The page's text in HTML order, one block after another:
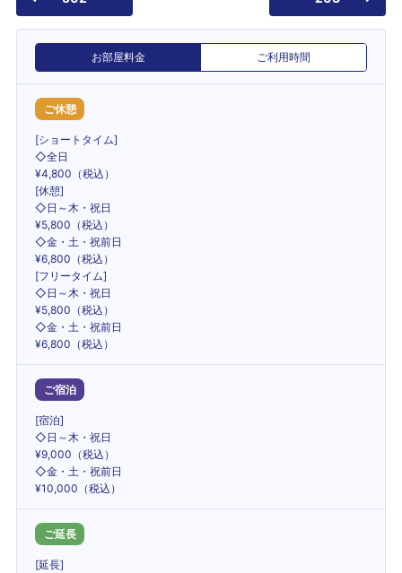
お部屋料金 ご利用時間
ご休憩
[ショートタイム]
◇全日
¥4,800（税込）
[休憩]
◇日～木・祝日
¥5,800（税込）
◇金・土・祝前日
¥6,800（税込）
[フリータイム]
◇日～木・祝日
¥5,800（税込）
◇金・土・祝前日
¥6,800（税込）
ご宿泊
[宿泊]
◇日～木・祝日
¥9,000（税込）
◇金・土・祝前日
¥10,000（税込）
ご延長
[延長]